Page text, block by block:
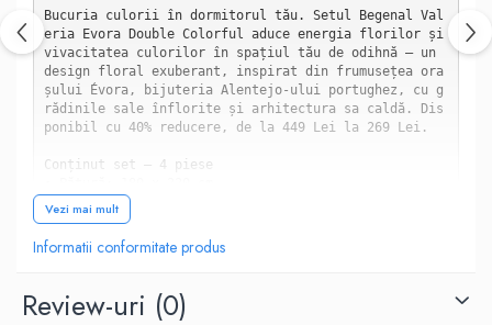
Bucuria culorii în dormitorul tău. Setul Begenal Val
eria Evora Double Colorful aduce energia florilor și
vivacitatea culorilor în spațiul tău de odihnă — un
design floral exuberant, inspirat din frumusețea ora
șului Évora, bijuteria Alentejo-ului portughez, cu g
rădinile sale înflorite și arhitectura sa caldă. Dis
ponibil cu 40% reducere, de la 449 Lei la 269 Lei.
Conținut set — 4 piese
• Cearșaf de pat: 240 x 260 cm
• 2 fețe de pernă: 50 x 70 cm
Compoziție
• Cearșaf și fețe de pernă: 100% bumbac natural
• Design: Floral
Vezi mai mult
Informatii conformitate produs
Review-uri (0)